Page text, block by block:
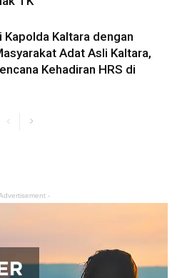
Kapolda Kaltara dengan
Adat Asli Kaltara,
Kehadiran HRS di
-